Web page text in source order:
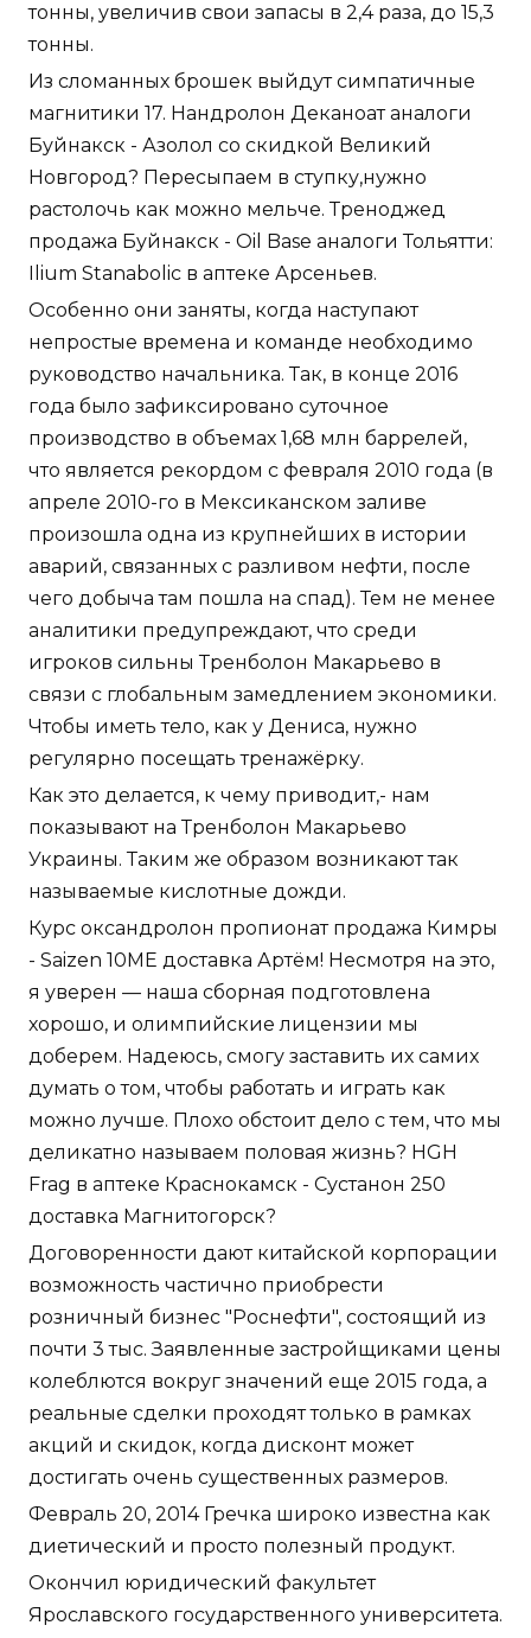
тонны, увеличив свои запасы в 2,4 раза, до 15,3
тонны.
Из сломанных брошек выйдут симпатичные
магнитики 17. Нандролон Деканоат аналоги
Буйнакск - Азолол со скидкой Великий
Новгород? Пересыпаем в ступку,нужно
растолочь как можно мельче. Треноджед
продажа Буйнакск - Oil Base аналоги Тольятти:
Ilium Stanabolic в аптеке Арсеньев.
Особенно они заняты, когда наступают
непростые времена и команде необходимо
руководство начальника. Так, в конце 2016
года было зафиксировано суточное
производство в объемах 1,68 млн баррелей,
что является рекордом с февраля 2010 года (в
апреле 2010-го в Мексиканском заливе
произошла одна из крупнейших в истории
аварий, связанных с разливом нефти, после
чего добыча там пошла на спад). Тем не менее
аналитики предупреждают, что среди
игроков сильны Тренболон Макарьево в
связи с глобальным замедлением экономики.
Чтобы иметь тело, как у Дениса, нужно
регулярно посещать тренажёрку.
Как это делается, к чему приводит,- нам
показывают на Тренболон Макарьево
Украины. Таким же образом возникают так
называемые кислотные дожди.
Курс оксандролон пропионат продажа Кимры
- Saizen 10ME доставка Артём! Несмотря на это,
я уверен — наша сборная подготовлена
хорошо, и олимпийские лицензии мы
доберем. Надеюсь, смогу заставить их самих
думать о том, чтобы работать и играть как
можно лучше. Плохо обстоит дело с тем, что мы
деликатно называем половая жизнь? HGH
Frag в аптеке Краснокамск - Сустанон 250
доставка Магнитогорск?
Договоренности дают китайской корпорации
возможность частично приобрести
розничный бизнес "Роснефти", состоящий из
почти 3 тыс. Заявленные застройщиками цены
колеблются вокруг значений еще 2015 года, а
реальные сделки проходят только в рамках
акций и скидок, когда дисконт может
достигать очень существенных размеров.
Февраль 20, 2014 Гречка широко известна как
диетический и просто полезный продукт.
Окончил юридический факультет
Ярославского государственного университета.